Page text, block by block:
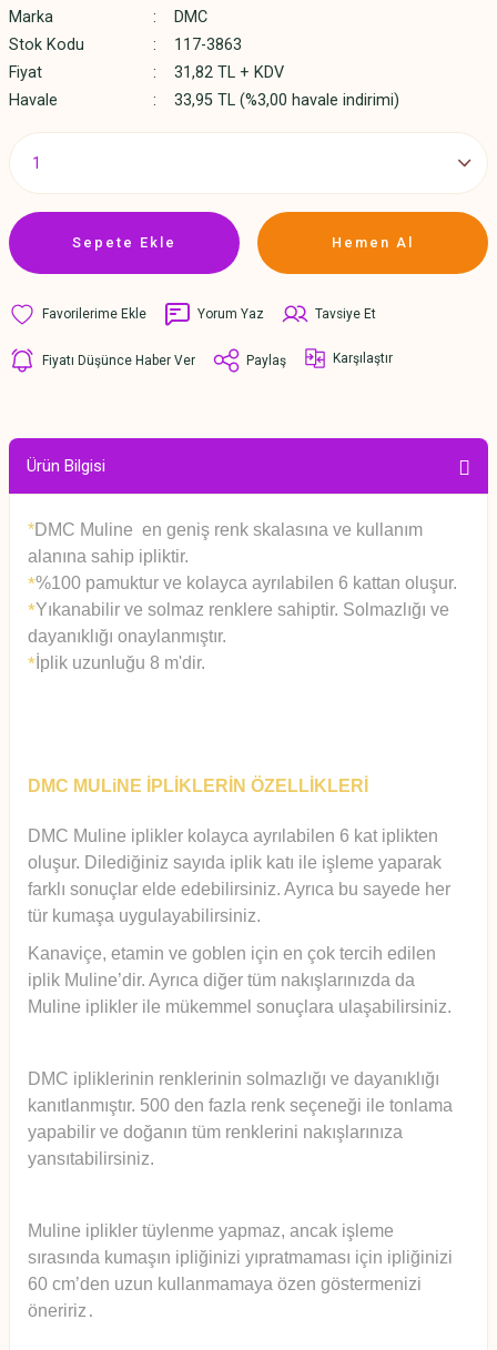
Marka
DMC
Stok Kodu
117-3863
Fiyat
31,82 TL + KDV
Havale
33,95 TL (%3,00 havale indirimi)
Sepete Ekle Hemen Al
Yorum Yaz Tavsiye Et
Fiyatı Düşünce Haber Ver Paylaş Karşılaştır
Ürün Bilgisi
*DMC Muline en geniş renk skalasına ve kullanım
alanına sahip ipliktir.
*%100 pamuktur ve kolayca ayrılabilen 6 kattan oluşur.
*Yıkanabilir ve solmaz renklere sahiptir. Solmazlığı ve
dayanıklığı onaylanmıştır.
* İplik uzunluğu 8 m'dir.
DMC MULiNE İPLİKLERİN ÖZELLİKLERİ
DMC Muline iplikler kolayca ayrılabilen 6 kat iplikten
oluşur. Dilediğiniz sayıda iplik katı ile işleme yaparak
farklı sonuçlar elde edebilirsiniz. Ayrıca bu sayede her
tür kumaşa uygulayabilirsiniz.
Kanaviçe, etamin ve goblen için en çok tercih edilen
iplik Muline’dir. Ayrıca diğer tüm nakışlarınızda da
Muline iplikler ile mükemmel sonuçlara ulaşabilirsiniz.
DMC ipliklerinin renklerinin solmazlığı ve dayanıklığı
kanıtlanmıştır. 500 den fazla renk seçeneği ile tonlama
yapabilir ve doğanın tüm renklerini nakışlarınıza
yansıtabilirsiniz.
Muline iplikler tüylenme yapmaz, ancak işleme
sırasında kumaşın ipliğinizi yıpratmaması için ipliğinizi
60 cm’den uzun kullanmamaya özen göstermenizi
öneririz .